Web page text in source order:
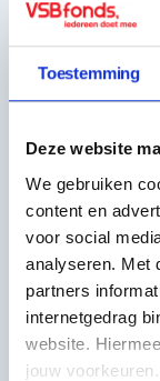
Toestemming
Deze website
We gebruiken
content en
voor social
analyseren. Met
partners
internetgedrag
website.
jouw
adviseur
Schrijf je
Ontvang onze
ga je akkoord
thema's.